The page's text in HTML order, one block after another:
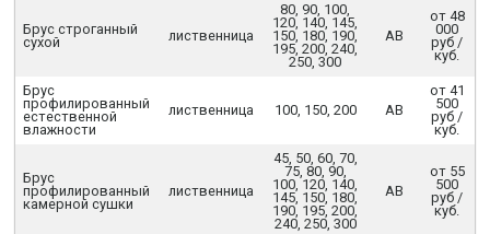
Брус строганный
сухой
лиственница
80, 90, 100,
120, 140, 145,
150, 180, 190,
195, 200, 240,
250, 300
АВ
от 48
000
руб /
куб.
Брус
профилированный
естественной
влажности
лиственница 100, 150, 200 АВ
от 41
500
руб /
куб.
Брус
профилированный
камерной сушки
лиственница
45, 50, 60, 70,
75, 80, 90,
100, 120, 140,
145, 150, 180,
190, 195, 200,
240, 250, 300
АВ
от 55
500
руб /
куб.